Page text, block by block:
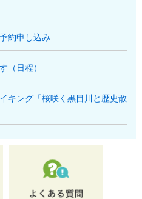
約申し込み
（日程）
キング「桜咲く黒目川と歴史散